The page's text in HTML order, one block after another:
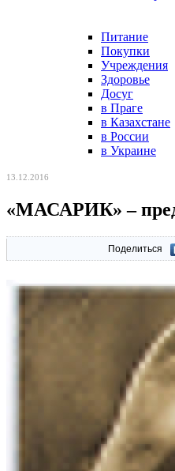
Питание
Покупки
Учреждения
Здоровье
Досуг
в Праге
в Казахстане
в России
в Украине
13.12.2016
«МАСАРИК» –
Поделиться